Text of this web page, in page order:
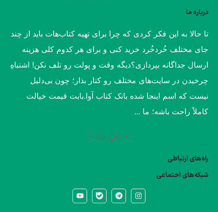
درباره ما
​تا حالا به این فکر کردی که چرا برای تهیه کتاب‌هات باید از چند
جای مختلف خُردخُرد خرید کنی و برای هر کدوم کلی هزینه
ارسال جداگانه بپردازی؟​دیگه وقت و پولت رو تلف نکن! اشتباهِ
چرخیدن در سایت‌های مختلف رو کنار بذار؛ چون بی‌دلیل
نیست که اسم اینجا شده بانک کتاب آوا.​بابت قیمت خیالت
کاملاً راحت باشه؛ ما ...
نمایش بیشتر
راه‌های ارتباطی
شبکه‌های احتماعی